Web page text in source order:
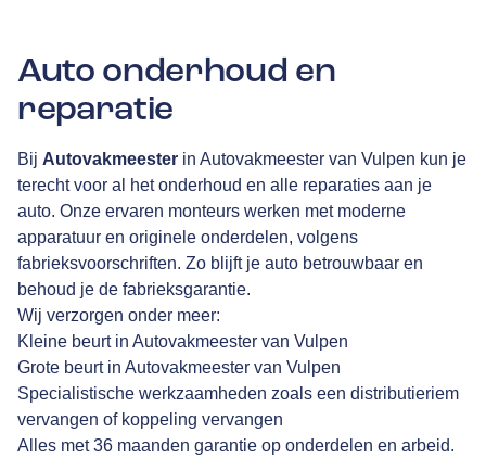
Auto onderhoud en
reparatie
Bij Autovakmeester in Autovakmeester van Vulpen kun je
terecht voor al het onderhoud en alle reparaties aan je
auto. Onze ervaren monteurs werken met moderne
apparatuur en originele onderdelen, volgens
fabrieksvoorschriften. Zo blijft je auto betrouwbaar en
behoud je de fabrieksgarantie.
Wij verzorgen onder meer:
Kleine beurt in Autovakmeester van Vulpen
Grote beurt in Autovakmeester van Vulpen
Specialistische werkzaamheden zoals een distributieriem
vervangen of koppeling vervangen
Alles met 36 maanden garantie op onderdelen en arbeid.